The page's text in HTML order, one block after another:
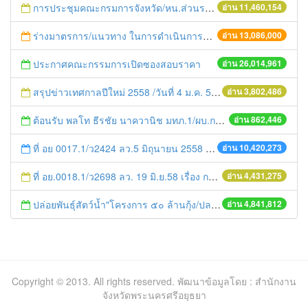
อ่าน 11,460,154
การประชุมคณะกรมการจังหวัด/หน.ส่วนราชการประจำเดือน มิถุนายน 2558
อ่าน 13,086,000
ร่างมาตรการ/แนวทาง ในการดำเนินการประกอบการตรวจราชการแบบบูรณาการ
อ่าน 26,014,961
ประกาศคณะกรรมการเปิดซองสอบราคา
อ่าน 3,802,486
สรุปข่าวเทศกาลปีใหม่ 2558 /วันที่ 4 ม.ค. 58
อ่าน 862,446
ต้อนรับ พลโท ธีรชัย นาควานิช มทภ.1/ผบ.กกล.รส.ทภ.1 และคณะ ในการตรวจเยี่ยมศูนย์ดำรงธรรมจังหวัดพระนครศรีอยุธยา
อ่าน 10,420,273
ที่ อย 0017.1/ว2424 ลว.5 มิถุนายน 2558 เรื่อง แจ้งกำหนดตรวจประเมินและให้คะแนนหน่วยงานที่สมัครเข้าร่วมโครงการพัฒนาหน่วยงานต้นแบบในการจัดตั้งศูนย์ข้อมูลข่าวสารของราชการฯ ประจำปีงบประมาณ พ.ศ. 2558
อ่าน 4,431,275
ที่ อย.0018.1/ว2698 ลว. 19 มิ.ย.58 เรื่อง การแก้ไขปัญหาหนี้สินให้แก่เกษตรกร
อ่าน 4,841,812
ปล่อยพันธุ์สัตว์น้ำ"โครงการ ๕๐ ล้านกุ้ง/ปลา ฟื้นชีวิตใหม่ให้เจ้าพระยา
Copyright © 2013. All rights reserved. พัฒนาข้อมูลโดย : สำนักงาน
จังหวัดพระนครศรีอยุธยา